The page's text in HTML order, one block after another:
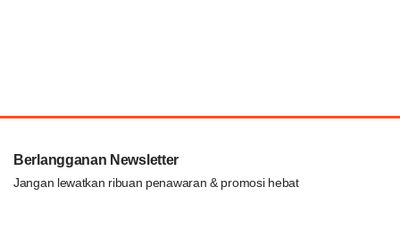
Lost password?
Berlangganan Newsletter
Jangan lewatkan ribuan penawaran & promosi hebat